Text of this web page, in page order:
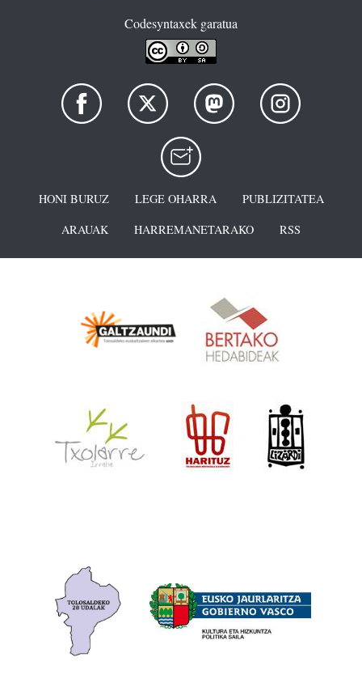
Codesyntaxek garatua
HONI BURUZ LEGE OHARRA
PUBLIZITATEA
ARAUAK
HARREMANETARAKO RSS